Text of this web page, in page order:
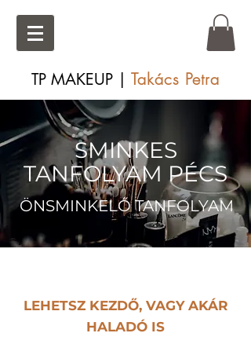
TP MAKEUP | Takács Petra
SMINKES
TANFOLYAM PÉCS
ÖNSMINKELŐ TANFOLYAM
LEHETSZ KEZDŐ, VAGY AKÁR
HALADÓ IS